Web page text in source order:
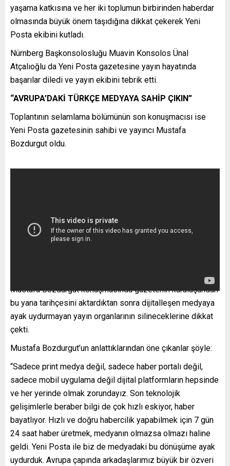
yaşama katkısına ve her iki toplumun birbirinden haberdar
olmasında büyük önem taşıdığına dikkat çekerek Yeni
Posta ekibini kutladı.
Nürnberg Başkonsolosluğu Muavin Konsolos Ünal
Atçalıoğlu da Yeni Posta gazetesine yayın hayatında
başarılar diledi ve yayın ekibini tebrik etti.
“AVRUPA’DAKİ TÜRKÇE MEDYAYA SAHİP ÇIKIN”
Toplantının selamlama bölümünün son konuşmacısı ise
Yeni Posta gazetesinin sahibi ve yayıncı Mustafa
Bozdurgut oldu.
Mustafa Bozdurgut konuşmasında gazetenin kuruluşundan
bu yana tarihçesini aktardıktan sonra dijitalleşen medyaya
ayak uydurmayan yayın organlarının silineceklerine dikkat
çekti.
Mustafa Bozdurgut’un anlattıklarından öne çıkanlar şöyle:
“Sadece print medya değil, sadece haber portalı değil,
sadece mobil uygulama değil dijital platformların hepsinde
ve her yerinde olmak zorundayız. Son teknolojik
gelişimlerle beraber bilgi de çok hızlı eskiyor, haber
bayatlıyor. Hızlı ve doğru habercilik yapabilmek için 7 gün
24 saat haber üretmek, medyanın olmazsa olmazı haline
geldi. Yeni Posta ile biz de medyadaki bu dönüşüme ayak
uydurduk. Avrupa çapında arkadaşlarımız büyük bir özveri